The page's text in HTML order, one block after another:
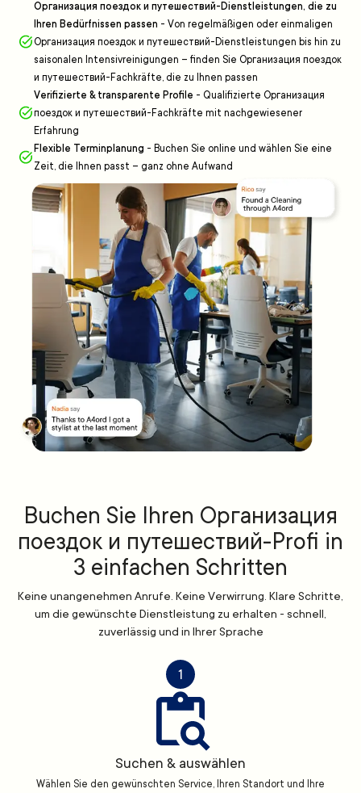
Организация поездок и путешествий-Dienstleistungen, die zu
Ihren Bedürfnissen passen - Von regelmäßigen oder einmaligen
Организация поездок и путешествий-Dienstleistungen bis hin zu
saisonalen Intensivreinigungen – finden Sie Организация поездок
и путешествий-Fachkräfte, die zu Ihnen passen
Verifizierte & transparente Profile - Qualifizierte Организация
поездок и путешествий-Fachkräfte mit nachgewiesener
Erfahrung
Flexible Terminplanung - Buchen Sie online und wählen Sie eine
Zeit, die Ihnen passt – ganz ohne Aufwand
Buchen Sie Ihren Организация
поездок и путешествий-Profi in
3 einfachen Schritten
Keine unangenehmen Anrufe. Keine Verwirrung. Klare Schritte,
um die gewünschte Dienstleistung zu erhalten - schnell,
zuverlässig und in Ihrer Sprache
1
Suchen & auswählen
Wählen Sie den gewünschten Service, Ihren Standort und Ihre